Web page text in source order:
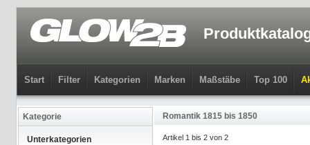
Start Filter Kategorien Marken Maßstäbe Top 100
Kategorie
Unterkategorien
Romantik 1815 bis 1850
Artikel 1 bis 2 von 2